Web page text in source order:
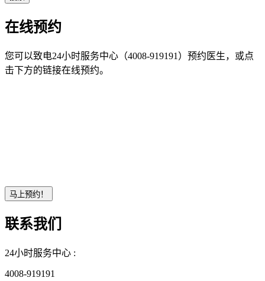
在线预约
您可以致电24小时服务中心（4008-919191）预约医生，或点
击下方的链接在线预约。
联系我们
24小时服务中心 :
4008-919191